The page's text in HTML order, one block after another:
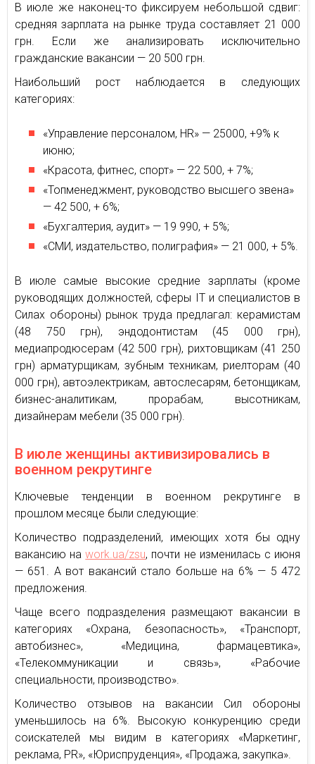
В июле же наконец-то фиксируем небольшой сдвиг:
средняя зарплата на рынке труда составляет 21 000
грн. Если же анализировать исключительно
гражданские вакансии — 20 500 грн.
Наибольший рост наблюдается в следующих
категориях:
«Управление персоналом, HR» — 25000, +9% к
июню;
«Красота, фитнес, спорт» — 22 500, + 7%;
«Топменеджмент, руководство высшего звена»
— 42 500, + 6%;
«Бухгалтерия, аудит» — 19 990, + 5%;
«СМИ, издательство, полиграфия» — 21 000, + 5%.
В июле самые высокие средние зарплаты (кроме
руководящих должностей, сферы IT и специалистов в
Силах обороны) рынок труда предлагал: керамистам
(48 750 грн), эндодонтистам (45 000 грн),
медиапродюсерам (42 500 грн), рихтовщикам (41 250
грн) арматурщикам, зубным техникам, риелторам (40
000 грн), автоэлектрикам, автослесарям, бетонщикам,
бизнес-аналитикам, прорабам, высотникам,
дизайнерам мебели (35 000 грн).
В июле женщины активизировались в
военном рекрутинге
Ключевые тенденции в военном рекрутинге в
прошлом месяце были следующие:
Количество подразделений, имеющих хотя бы одну
вакансию наwork.ua/zsu, почти не изменилась с июня
— 651. А вот вакансий стало больше на 6% — 5 472
предложения.
Чаще всего подразделения размещают вакансии в
категориях «Охрана, безопасность», «Транспорт,
автобизнес», «Медицина, фармацевтика»,
«Телекоммуникации и связь», «Рабочие
специальности, производство».
Количество отзывов на вакансии Сил обороны
уменьшилось на 6%. Высокую конкуренцию среди
соискателей мы видим в категориях «Маркетинг,
реклама, PR», «Юриспруденция», «Продажа, закупка».